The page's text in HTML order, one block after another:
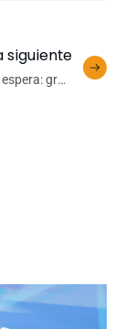
siguiente
gran